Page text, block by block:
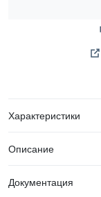
Характеристики
Описание
Документация